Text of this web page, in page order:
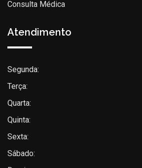
Consulta Médica
Atendimento
Segunda:
Terça:
Quarta:
Quinta:
Sexta:
Sábado: